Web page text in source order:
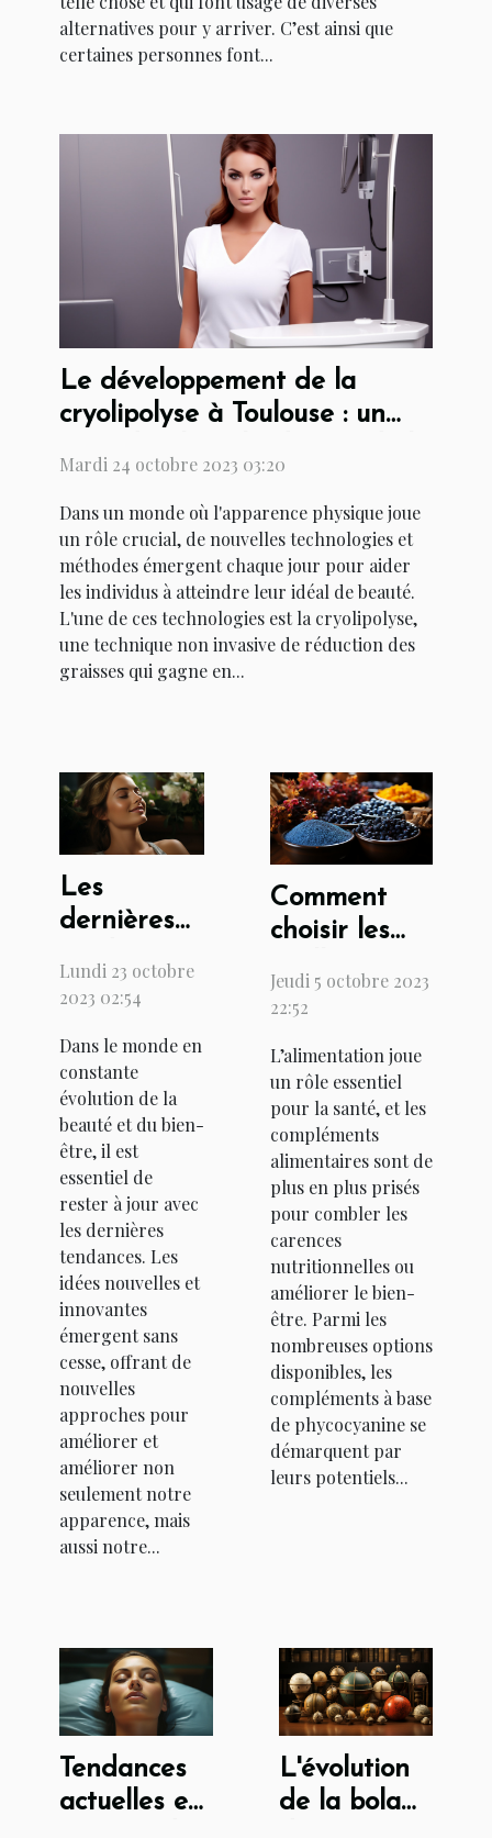
alternatives pour y arriver. C’est ainsi que
certaines personnes font...
Le développement de la
cryolipolyse à Toulouse : un
beauté
Mardi 24 octobre 2023 03:20
Dans un monde où l'apparence physique joue
un rôle crucial, de nouvelles technologies et
méthodes émergent chaque jour pour aider
les individus à atteindre leur idéal de beauté.
L'une de ces technologies est la cryolipolyse,
une technique non invasive de réduction des
graisses qui gagne en...
Les
dernières
en matière
et de bien-
être
Lundi 23 octobre
2023 02:54
Dans le monde en
constante
évolution de la
beauté et du bien-
être, il est
essentiel de
rester à jour avec
les dernières
tendances. Les
idées nouvelles et
innovantes
émergent sans
cesse, offrant de
nouvelles
approches pour
améliorer et
améliorer non
seulement notre
apparence, mais
aussi notre...
Comment
choisir les
compléments
à base de
phycocyanine
?
Jeudi 5 octobre 2023
22:52
L’alimentation joue
un rôle essentiel
pour la santé, et les
compléments
alimentaires sont de
plus en plus prisés
pour combler les
carences
nutritionnelles ou
améliorer le bien-
être. Parmi les
nombreuses options
disponibles, les
compléments à base
de phycocyanine se
démarquent par
leurs potentiels...
Tendances
actuelles en
L'évolution
de la bola